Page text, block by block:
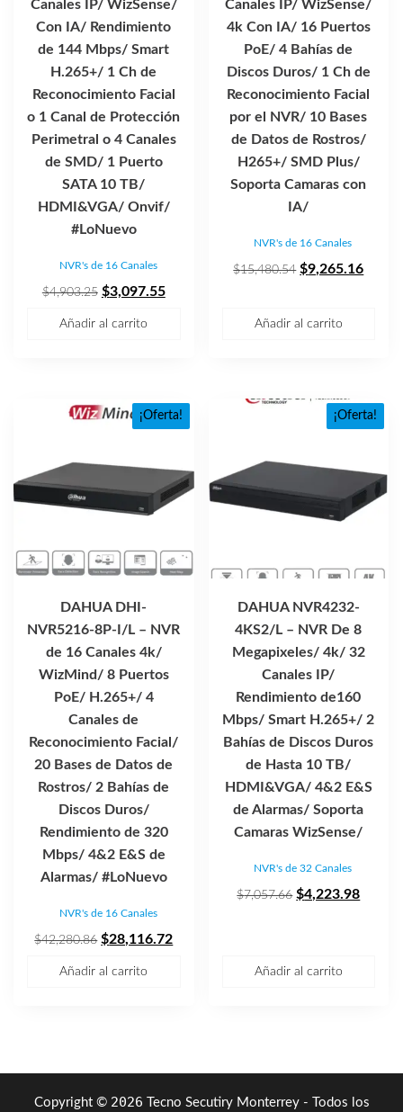
Canales IP/ WizSense/
Con IA/ Rendimiento
de 144 Mbps/ Smart
H.265+/ 1 Ch de
Reconocimiento Facial
o 1 Canal de Protección
Perimetral o 4 Canales
de SMD/ 1 Puerto
SATA 10 TB/
HDMI&VGA/ Onvif/
#LoNuevo
NVR's de 16 Canales
$4,903.25 El
$3,097.55El
Añadir al carrito
Canales IP/ WizSense/
4k Con IA/ 16 Puertos
PoE/ 4 Bahías de
Discos Duros/ 1 Ch de
Reconocimiento Facial
por el NVR/ 10 Bases
de Datos de Rostros/
H265+/ SMD Plus/
Soporta Camaras con
IA/
NVR's de 16 Canales
$15,480.54 El
$9,265.16El
Añadir al carrito
¡Oferta!
DAHUA DHI-
NVR5216-8P-I/L – NVR
de 16 Canales 4k/
WizMind/ 8 Puertos
PoE/ H.265+/ 4
Canales de
Reconocimiento Facial/
20 Bases de Datos de
Rostros/ 2 Bahías de
Discos Duros/
Rendimiento de 320
Mbps/ 4&2 E&S de
Alarmas/ #LoNuevo
NVR's de 16 Canales
$42,280.86 El
$28,116.72El
Añadir al carrito
¡Oferta!
DAHUA NVR4232-
4KS2/L – NVR De 8
Megapixeles/ 4k/ 32
Canales IP/
Rendimiento de160
Mbps/ Smart H.265+/ 2
Bahías de Discos Duros
de Hasta 10 TB/
HDMI&VGA/ 4&2 E&S
de Alarmas/ Soporta
Camaras WizSense/
NVR's de 32 Canales
$7,057.66 El
$4,223.98El
Añadir al carrito
Copyright © 2026 Tecno Secutiry Monterrey - Todos los